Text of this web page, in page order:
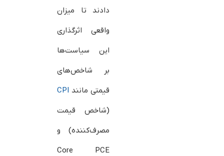
دادند تا میزان
واقعی اثرگذاری
این سیاست‌ها
بر شاخص‌های
قیمتی مانند CPI
(شاخص قیمت
مصرف‌کننده) و
Core PCE